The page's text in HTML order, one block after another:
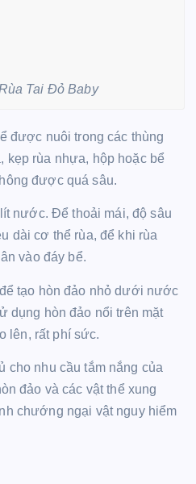
Tai Đỏ Baby
được nuôi trong các thùng
kẹp rùa nhựa, hộp hoặc bể
được quá sâu.
nước. Để thoải mái, độ sâu
dài cơ thể rùa, để khi rùa
vào đáy bể.
tạo hòn đảo nhỏ dưới nước
dụng hòn đảo nổi trên mặt
lên, rất phí sức.
cho nhu cầu tắm nắng của
đảo và các vật thể xung
chướng ngại vật nguy hiểm